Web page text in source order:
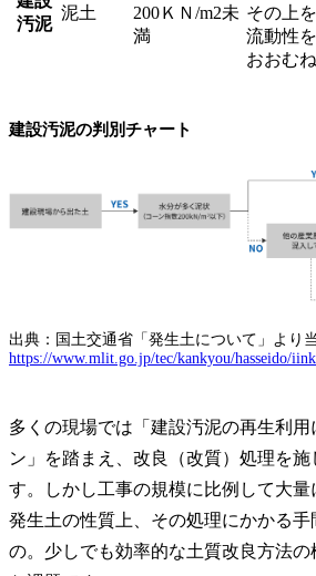
汚泥
泥土
200ＫＮ/m2未
満
その上
流動性
おおむ
建設汚泥の判別チャート
出典：国土交通省「発生土について」より
https://www.mlit.go.jp/tec/kankyou/hasseido/
多くの現場では「建設汚泥の再生利用
ン」を踏まえ、改良（改質）処理を施
す。しかし工事の規模に比例して大
発生土の性質上、その処理にかかる
の。少しでも効率的な土質改良方法の